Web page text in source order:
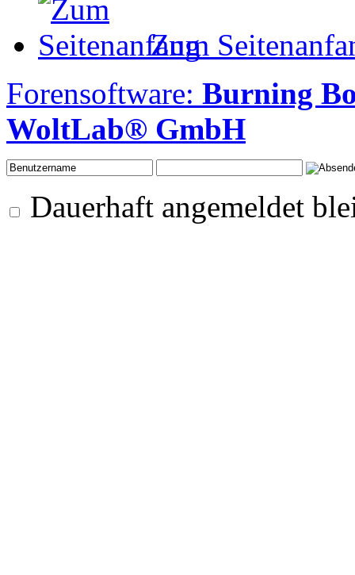
Zum
Forensoftware: Burning
WoltLab® GmbH
Dauerhaft angemeldet